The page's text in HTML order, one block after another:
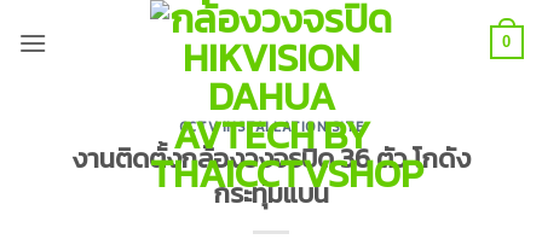
0
CCTV INSTALLATION SITE
งานติดตั้งกล้องวงจรปิด 36 ตัว โกดัง
กระทุ่มแบน